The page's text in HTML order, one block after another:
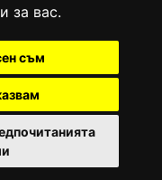
за вас.
съм
в националния
национална
информационен
свидетелство за марка